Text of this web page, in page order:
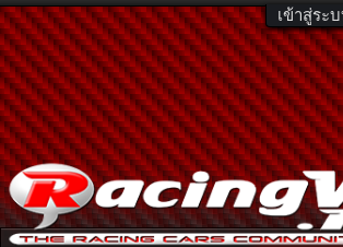
เข้าสู่ระ